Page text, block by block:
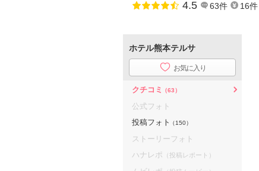
点数
4.5 63件 16件
ホテル熊本テルサ
お気に入り
クチコミ （63）
公式フォト
投稿フォト （150）
ストーリーフォト
ハナレポ （投稿レポート）